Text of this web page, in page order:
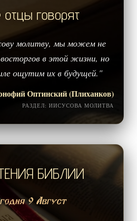
говорят
молитву, мы можем не
в этой жизни, но
ощутим их в будущей."
Оптинский (Плиханков)
РАЗДЕЛ: ИИСУСОВА МОЛИТВА
БИБЛИИ
9 Август